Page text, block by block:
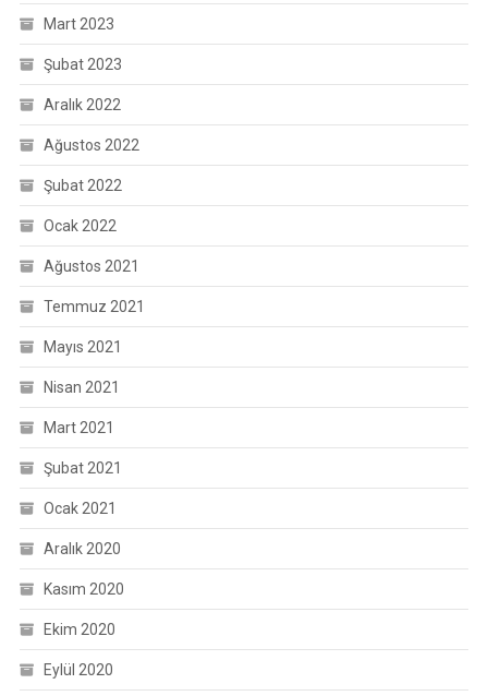
Mart 2023
Şubat 2023
Aralık 2022
Ağustos 2022
Şubat 2022
Ocak 2022
Ağustos 2021
Temmuz 2021
Mayıs 2021
Nisan 2021
Mart 2021
Şubat 2021
Ocak 2021
Aralık 2020
Kasım 2020
Ekim 2020
Eylül 2020